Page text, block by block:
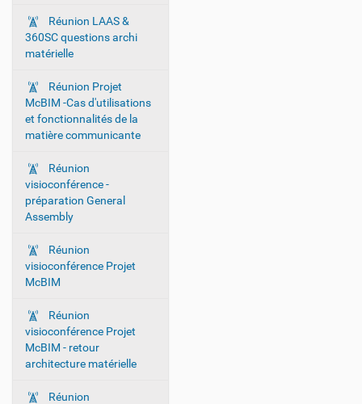
Réunion LAAS &
360SC questions archi
matérielle
Réunion Projet
McBIM -Cas d'utilisations
et fonctionnalités de la
matière communicante
Réunion
visioconférence -
préparation General
Assembly
Réunion
visioconférence Projet
McBIM
Réunion
visioconférence Projet
McBIM - retour
architecture matérielle
Réunion